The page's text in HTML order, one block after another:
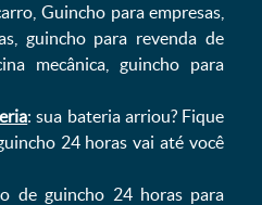
Guincho para empresas,
guincho para revenda de
mecânica, guincho para
: sua bateria arriou? Fique
24 horas vai até você
de guincho 24 horas para